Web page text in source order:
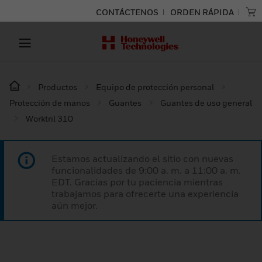
CONTÁCTENOS ORDEN RÁPIDA
Productos
Equipo de protección personal
Protección de manos
Guantes
Guantes de uso general
Worktril 310
Estamos actualizando el sitio con nuevas
funcionalidades de 9:00 a. m. a 11:00 a. m.
EDT. Gracias por tu paciencia mientras
trabajamos para ofrecerte una experiencia
aún mejor.